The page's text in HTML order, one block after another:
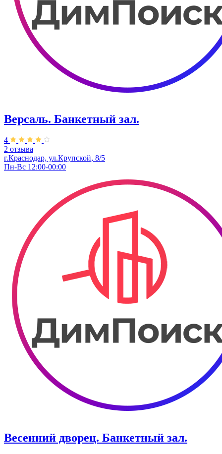
Версаль. Банкетный зал.
4
2 отзыва
г.Краснодар, ул.Крупской, 8/5
Пн-Вс 12:00-00:00
Весенний дворец. Банкетный зал.